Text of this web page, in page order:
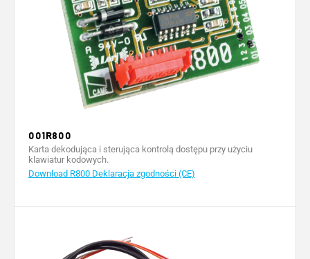
001R800
Karta dekodująca i sterująca kontrolą dostępu przy użyciu
klawiatur kodowych.
Download R800 Deklaracja zgodności (CE)